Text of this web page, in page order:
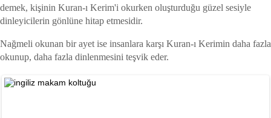
demek, kişinin Kuran-ı Kerim'i okurken oluşturduğu güzel sesiyle
dinleyicilerin gönlüne hitap etmesidir.
Nağmeli okunan bir ayet ise insanlara karşı Kuran-ı Kerimin daha fazla
okunup, daha fazla dinlenmesini teşvik eder.